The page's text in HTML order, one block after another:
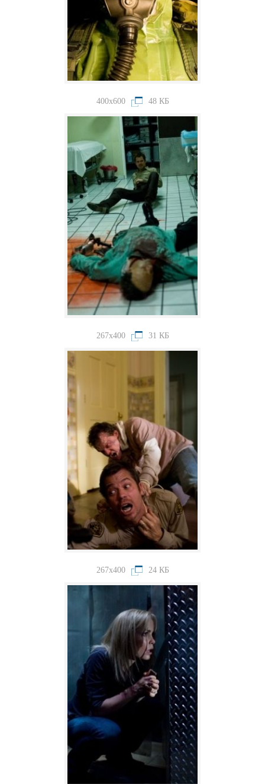
400x600 48 КБ
267x400 31 КБ
267x400 24 КБ